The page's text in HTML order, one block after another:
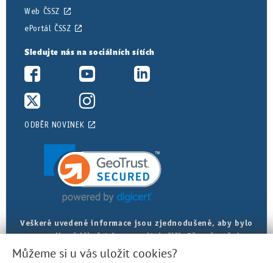
Web ČSSZ
ePortál ČSSZ
Sledujte nás na sociálních sítích
ODBĚR NOVINEK
Veškeré uvedené informace jsou zjednodušené, aby bylo
posudkové lékařství srozumitelnější. Přesná znění
najdete v právních předpisech.
Můžeme si u vás uložit cookies?